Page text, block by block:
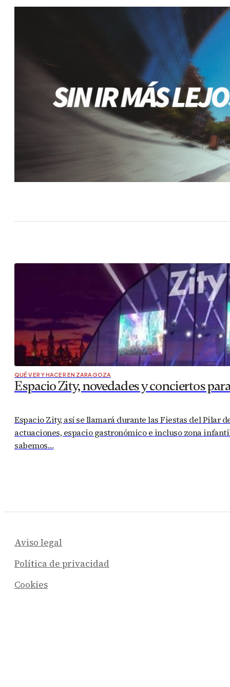
QUÉ VER Y HACER EN ZARAGOZA
Espacio Zity, novedades y conciertos
Espacio Zity, así se llamará durante las Fiestas del Pilar
actuaciones, espacio gastronómico e incluso zona
sabemos…
Aviso legal
Política de privacidad
Cookies